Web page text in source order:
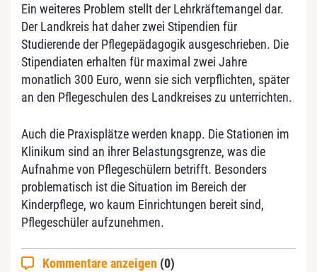
Ein weiteres Problem stellt der Lehrkräftemangel dar.
Der Landkreis hat daher zwei Stipendien für
Studierende der Pflegepädagogik ausgeschrieben. Die
Stipendiaten erhalten für maximal zwei Jahre
monatlich 300 Euro, wenn sie sich verpflichten, später
an den Pflegeschulen des Landkreises zu unterrichten.
Auch die Praxisplätze werden knapp. Die Stationen im
Klinikum sind an ihrer Belastungsgrenze, was die
Aufnahme von Pflegeschülern betrifft. Besonders
problematisch ist die Situation im Bereich der
Kinderpflege, wo kaum Einrichtungen bereit sind,
Pflegeschüler aufzunehmen.
Kommentare anzeigen (0)